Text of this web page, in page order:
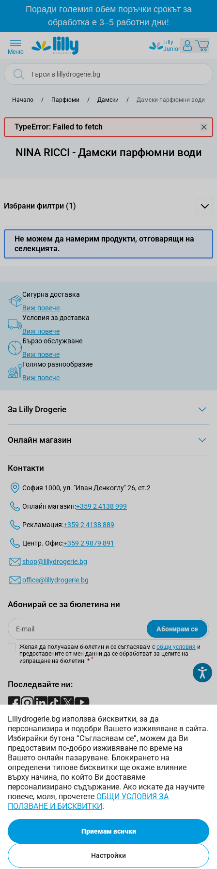
Lillydrogerie.bg използва бисквитки, за да
персонализира и подобри Вашето изживяване в сайта.
Избирайки бутона “Съгласявам се”, можем да Ви
предоставим по-добро изживяване по време на
Вашето онлайн пазаруване. Блокирането на
определени типове бисквитки ще окаже влияние
върху начина, по който Ви доставяме
персонализирано съдържание. Ако искате да научите
повече, моля, прочетете ОБЩИ УСЛОВИЯ ЗА
ПОЛЗВАНЕ И БИСКВИТКИ.
Приемам всички
Настройки
Прескачане към съдържанието
Поради големия обем поръчки срокът за
обработка е 3–5 работни дни!
Lilly
Junior
Меню
Начало / Парфюми / Дамски / Дамски парфюмни води
TypeError: Failed to fetch
NINA RICCI - Дамски парфюмни води
Избрани филтри (1)
Не можем да намерим продукти, отговарящи на
селекцията.
Сигурна доставка
Виж повече
Условия за доставка
Виж повече
Бързо обслужване
Виж повече
Голямо разнообразие
Виж повече
За Lilly Drogerie
Онлайн магазин
Контакти
София 1000, ул. "Иван Денкоглу" 26, ет.2
Онлайн магазин:+359 2 4138 999
Рекламация:+359 2 4138 889
Центр. Офис:+359 2 9879 891
shop@lillydrogerie.bg
office@lillydrogerie.bg
Абонирай се за бюлетина ни
Email
Абонирам се
Желая да получавам бюлетин и се съгласявам с общи условия и
предоставените от мен данни да се обработват за целите на
изпращане на бюлетин. *
Последвайте ни:
Начини на плащане:
Начини на доставка:
Copyright © 2025 Лили Дрогерие ЕООД. Всички права
запазени.
Онлайн магазин от